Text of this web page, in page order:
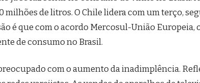
milhões de litros. O Chile lidera com um terço,
é que com o acordo Mercosul-União Europeia,
de consumo no Brasil.
com o aumento da inadimplência.